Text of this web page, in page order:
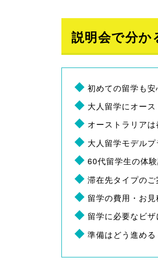
説明会で分か
初めての留学も
大人留学にオー
オーストラリア
大人留学モデル
60代留学生の体
滞在先タイプのご
留学の費用・お見
留学に必要なビザ
準備はどう進め